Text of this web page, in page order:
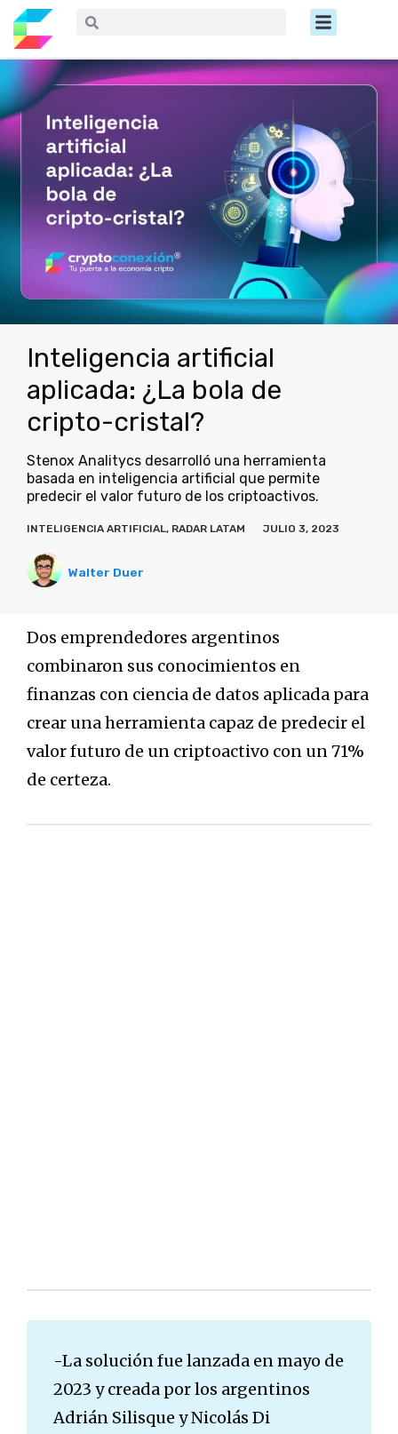
contenido
Buscar Menú
Inteligencia artificial
aplicada: ¿La bola de
cripto-cristal?
Stenox Analitycs desarrolló una herramienta
basada en inteligencia artificial que permite
predecir el valor futuro de los criptoactivos.
INTELIGENCIA ARTIFICIAL, RADAR LATAM JULIO 3, 2023
Walter Duer
Dos emprendedores argentinos
combinaron sus conocimientos en
finanzas con ciencia de datos aplicada para
crear una herramienta capaz de predecir el
valor futuro de un criptoactivo con un 71%
de certeza.
-La solución fue lanzada en mayo de
2023 y creada por los argentinos
Adrián Silisque y Nicolás Di